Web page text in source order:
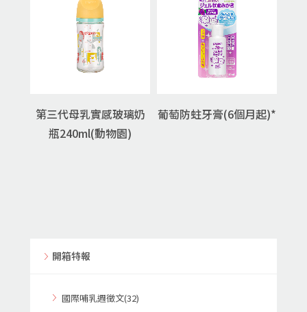
第三代母乳實感玻璃奶
瓶240ml(動物園)
葡萄防蛀牙膏(6個月起)*
開箱特報
國際哺乳週徵文(32)